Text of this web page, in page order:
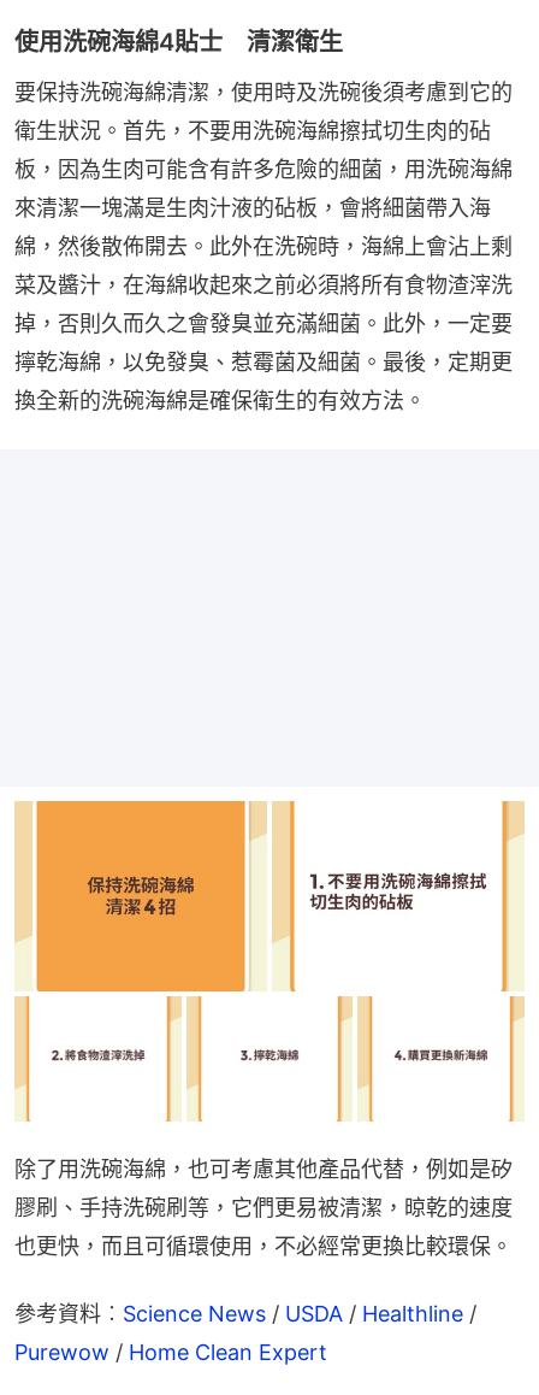
使用洗碗海綿4貼士 清潔衛生
要保持洗碗海綿清潔，使用時及洗碗後須考慮到它的
衛生狀況。首先，不要用洗碗海綿擦拭切生肉的砧
板，因為生肉可能含有許多危險的細菌，用洗碗海綿
來清潔一塊滿是生肉汁液的砧板，會將細菌帶入海
綿，然後散佈開去。此外在洗碗時，海綿上會沾上剩
菜及醬汁，在海綿收起來之前必須將所有食物渣滓洗
掉，否則久而久之會發臭並充滿細菌。此外，一定要
擰乾海綿，以免發臭、惹霉菌及細菌。最後，定期更
換全新的洗碗海綿是確保衛生的有效方法。
除了用洗碗海綿，也可考慮其他產品代替，例如是矽
膠刷、手持洗碗刷等，它們更易被清潔，晾乾的速度
也更快，而且可循環使用，不必經常更換比較環保。
參考資料︰ Science News / USDA / Healthline
Purewow / Home Clean Expert